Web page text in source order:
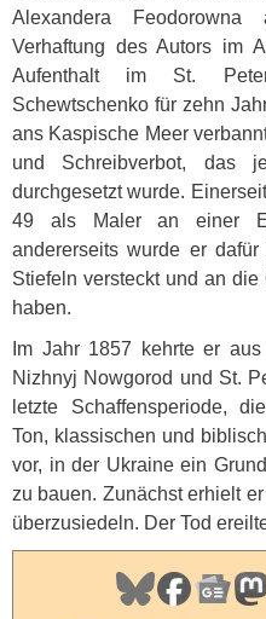
Alexandera
Verhaftung des Autors im
Aufenthalt im St.
Schewtschenko für zehn
ans Kaspische Meer
und Schreibverbot, das
durchgesetzt wurde.
49 als Maler an einer
andererseits wurde er
Stiefeln versteckt und an
haben.
Im Jahr 1857 kehrte er
Nizhnyj Nowgorod und St.
letzte Schaffensperiode,
Ton, klassischen und
vor, in der Ukraine ein
zu bauen. Zunächst erhielt
überzusiedeln. Der Tod